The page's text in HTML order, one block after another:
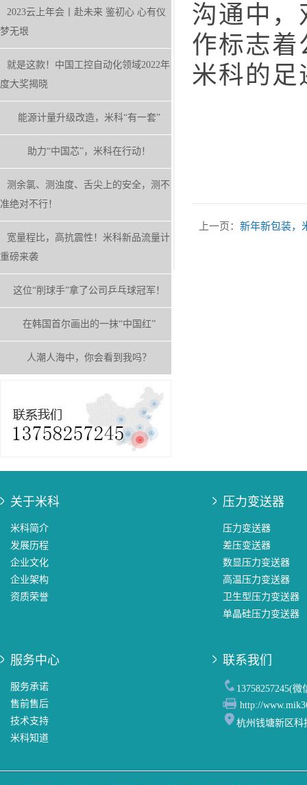
2023云上年会丨赴未来 鉴初心 心有仪
梦无垠
就是这款！中国工控自动化领域2022年
度大奖揭晓
能源计量升级改造，米科“有一套”
助力“中国芯”，米科在行动！
测余氯、测浊度、舌尖上的安全，测不
准绝对不行！
宽量程比，高抗震性！米科新品流量计
重磅来袭
这位“削球手”拿了公司乒乓球冠军！
在韩国首尔画出的一抹“中国红”
人潮人海中，你会看到我吗？
沟通中，
作标志着
米科的足
上一页： 新年新包装，
关于米科
米科简介
发展历程
企业文化
企业架构
资质荣誉
压力变送器
压力变送器
差压变送器
数显压力变送器
高温压力变送器
卫生型压力变送器
单晶硅压力变送器
服务中心
服务承诺
售前售后
技术支持
米科知道
联系我们
13758257245(微
http://
杭州钱塘新区科